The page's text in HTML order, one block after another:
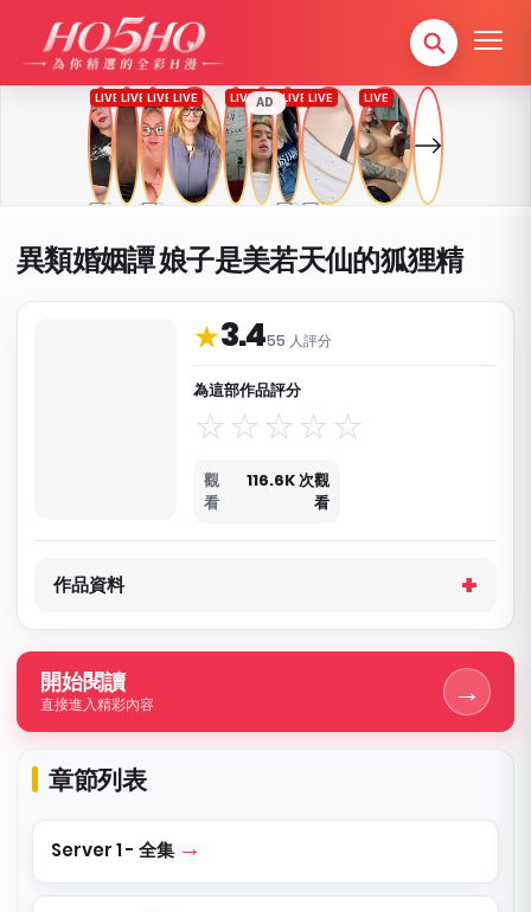
AD
異類婚姻譚 娘子是美若天仙的狐狸精
★3.455 人評分
為這部作品評分
觀
看
116.6K 次觀
看
作品資料與分類
作品資料
開始閱讀
直接進入精彩內容 →
章節列表
Server 1 - 全集